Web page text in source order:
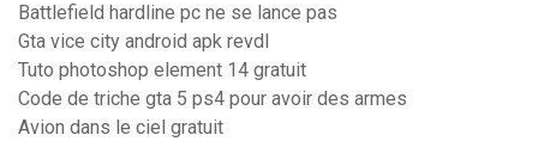
Battlefield hardline pc ne se lance pas
Gta vice city android apk revdl
Tuto photoshop element 14 gratuit
Code de triche gta 5 ps4 pour avoir des armes
Avion dans le ciel gratuit